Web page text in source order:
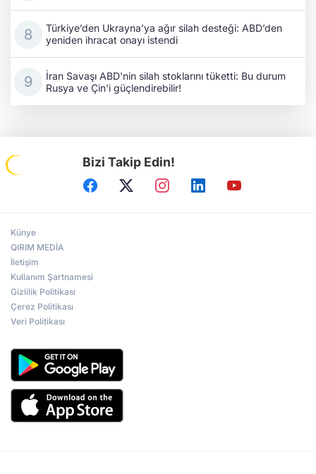
Türkiye’den Ukrayna’ya ağır silah desteği: ABD’den
yeniden ihracat onayı istendi
İran Savaşı ABD'nin silah stoklarını tüketti: Bu durum
Rusya ve Çin'i güçlendirebilir!
Bizi Takip Edin!
Künye
QIRIM MEDİA
İletişim
Kullanım Şartnamesi
Gizlilik Politikası
Çerez Politikası
Veri Politikası